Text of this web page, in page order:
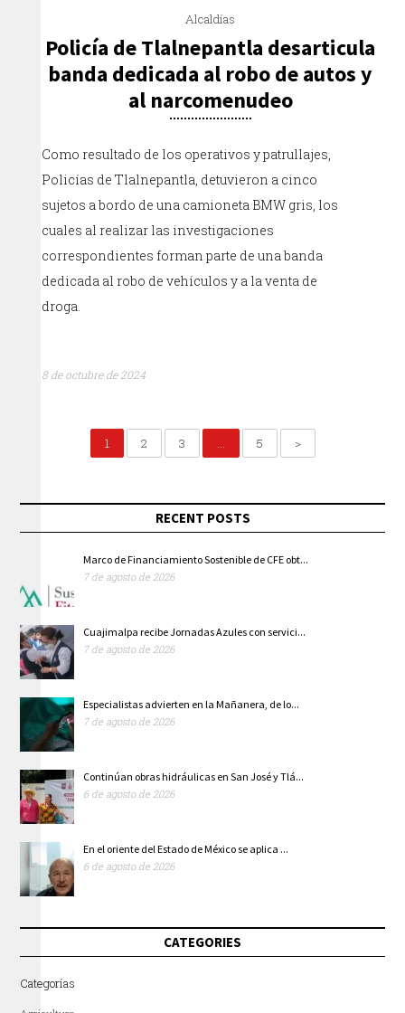
Alcaldías
Policía de Tlalnepantla desarticula
banda dedicada al robo de autos y
al narcomenudeo
Como resultado de los operativos y patrullajes,
Policías de Tlalnepantla, detuvieron a cinco
sujetos a bordo de una camioneta BMW gris, los
cuales al realizar las investigaciones
correspondientes forman parte de una banda
dedicada al robo de vehículos y a la venta de
droga.
8 de octubre de 2024
1 2 3 … 5 >
RECENT POSTS
Marco de Financiamiento Sostenible de CFE obt...
7 de agosto de 2026
Cuajimalpa recibe Jornadas Azules con servici...
7 de agosto de 2026
Especialistas advierten en la Mañanera, de lo...
7 de agosto de 2026
Continúan obras hidráulicas en San José y Tlá...
6 de agosto de 2026
En el oriente del Estado de México se aplica ...
6 de agosto de 2026
CATEGORIES
Categorías